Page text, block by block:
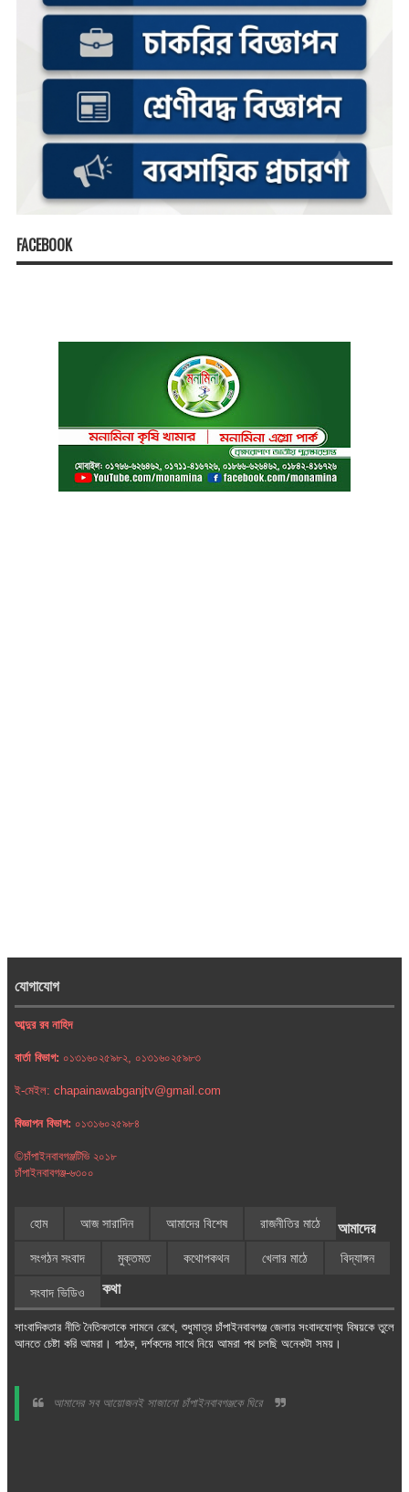
FACEBOOK
যোগাযোগ
আব্দুর রব নাহিদ
বার্তা বিভাগ: ০১৩১৬০২৫৯৮২, ০১৩১৬০২৫৯৮৩
ই-মেইল: chapainawabganjtv@gmail.com
বিজ্ঞাপন বিভাগ: ০১৩১৬০২৫৯৮৪
©চাঁপাইনবাবগঞ্জটিভি ২০১৮
চাঁপাইনবাবগঞ্জ-৬৩০০
হোম আজ সারাদিন আমাদের বিশেষ রাজনীতির মাঠে
সংগঠন সংবাদ মুক্তমত কথোপকথন খেলার মাঠে বিদ্যাঙ্গন
সংবাদ ভিডিও
আমাদের
কথা
সাংবাদিকতার নীতি নৈতিকতাকে সামনে রেখে, শুধুমাত্র চাঁপাইনবাবগঞ্জ জেলার সংবাদযোগ্য বিষয়কে তুলে
আনতে চেষ্টা করি আমরা। পাঠক, দর্শকদের সাথে নিয়ে আমরা পথ চলছি অনেকটা সময়।
আমাদের সব আয়োজনই সাজানো চাঁপাইনবাবগঞ্জকে ঘিরে